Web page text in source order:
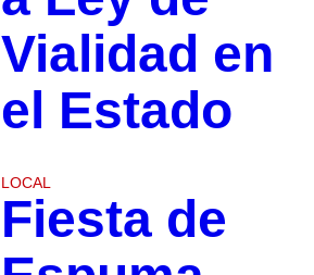
Vialidad en
el Estado
LOCAL
Fiesta de